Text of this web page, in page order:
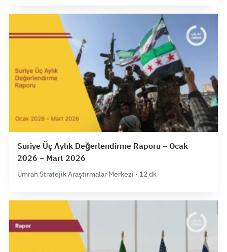
Suriye Üç Aylık Değerlendirme Raporu – Ocak
2026 – Mart 2026
Ümran Stratejik Araştırmalar Merkezi · 12 dk